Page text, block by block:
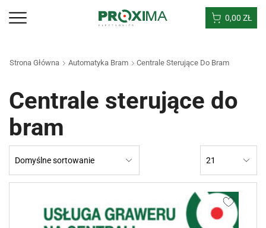
0,00 ZŁ
Strona Główna Automatyka Bram Centrale Sterujące Do Bram
Centrale sterujące do
bram
page